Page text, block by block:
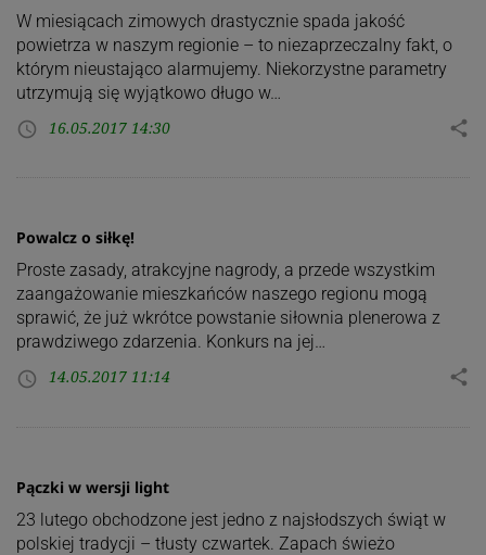
W miesiącach zimowych drastycznie spada jakość
powietrza w naszym regionie – to niezaprzeczalny fakt, o
którym nieustająco alarmujemy. Niekorzystne parametry
utrzymują się wyjątkowo długo w…
access_time 16.05.2017 14:30 share
Powalcz o siłkę!
Proste zasady, atrakcyjne nagrody, a przede wszystkim
zaangażowanie mieszkańców naszego regionu mogą
sprawić, że już wkrótce powstanie siłownia plenerowa z
prawdziwego zdarzenia. Konkurs na jej…
access_time 14.05.2017 11:14 share
Pączki w wersji light
23 lutego obchodzone jest jedno z najsłodszych świąt w
polskiej tradycji – tłusty czwartek. Zapach świeżo